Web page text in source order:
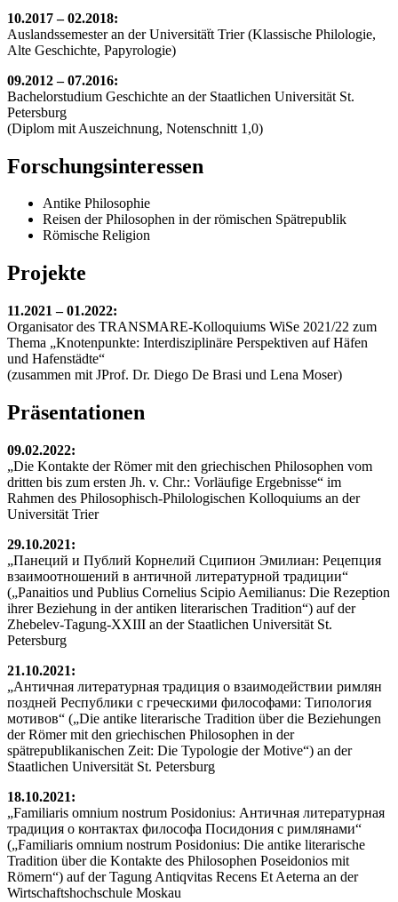
10.2017 – 02.2018:
Auslandssemester an der Universitäẗt Trier (Klassische Philologie,
Alte Geschichte, Papyrologie)
09.2012 – 07.2016:
Bachelorstudium Geschichte an der Staatlichen Universität St.
Petersburg
(Diplom mit Auszeichnung, Notenschnitt 1,0)
Forschungsinteressen
Antike Philosophie
Reisen der Philosophen in der römischen Spätrepublik
Römische Religion
Projekte
11.2021 – 01.2022:
Organisator des TRANSMARE-Kolloquiums WiSe 2021/22 zum
Thema „Knotenpunkte: Interdisziplinäre Perspektiven auf Häfen
und Hafenstädte“
(zusammen mit JProf. Dr. Diego De Brasi und Lena Moser)
Präsentationen
09.02.2022:
„Die Kontakte der Römer mit den griechischen Philosophen vom
dritten bis zum ersten Jh. v. Chr.: Vorläufige Ergebnisse“ im
Rahmen des Philosophisch-Philologischen Kolloquiums an der
Universität Trier
29.10.2021:
„Панеций и Публий Корнелий Сципион Эмилиан: Рецепция
взаимоотношений в античной литературной традиции“
(„Panaitios und Publius Cornelius Scipio Aemilianus: Die Rezeption
ihrer Beziehung in der antiken literarischen Tradition“) auf der
Zhebelev-Tagung-XXIII an der Staatlichen Universität St.
Petersburg
21.10.2021:
„Античная литературная традиция о взаимодействии римлян
поздней Республики с греческими философами: Типология
мотивов“ („Die antike literarische Tradition über die Beziehungen
der Römer mit den griechischen Philosophen in der
spätrepublikanischen Zeit: Die Typologie der Motive“) an der
Staatlichen Universität St. Petersburg
18.10.2021:
„Familiaris omnium nostrum Posidonius: Античная литературная
традиция о контактах философа Посидония с римлянами“
(„Familiaris omnium nostrum Posidonius: Die antike literarische
Tradition über die Kontakte des Philosophen Poseidonios mit
Römern“) auf der Tagung Antiqvitas Recens Et Aeterna an der
Wirtschaftshochschule Moskau